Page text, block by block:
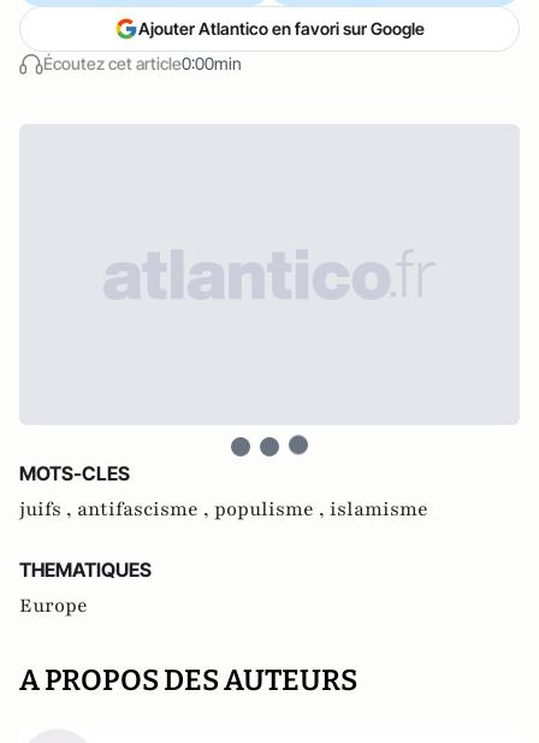
Écoutez cet article0:00min
Ajouter Atlantico en favori sur Google
MOTS-CLES
juifs , antifascisme , populisme , islamisme
THEMATIQUES
Europe
A PROPOS DES AUTEURS